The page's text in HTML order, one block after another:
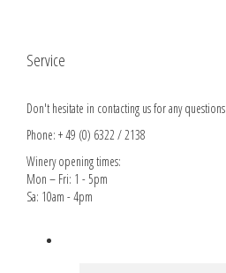
Service
Don't hesitate in contacting us for any
Phone: + 49 (0) 6322 / 2138
Winery opening times:
Mon – Fri: 1 - 5pm
Sa: 10am - 4pm